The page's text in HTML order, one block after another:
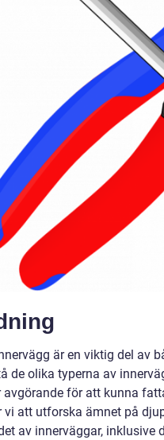
är en viktig del av
de olika typerna av
avgörande för att kunna
vi att utforska ämnet på
av innerväggar,